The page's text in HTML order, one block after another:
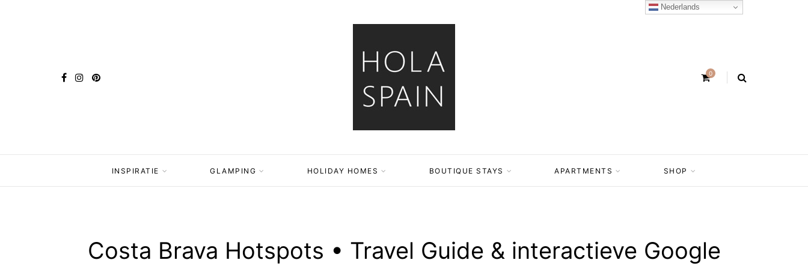
0
INSPIRATIE GLAMPING HOLIDAY HOMES BOUTIQUE STAYS APARTMENTS SHOP
Costa Brava Hotspots • Travel Guide & interactieve Google
Nederlands